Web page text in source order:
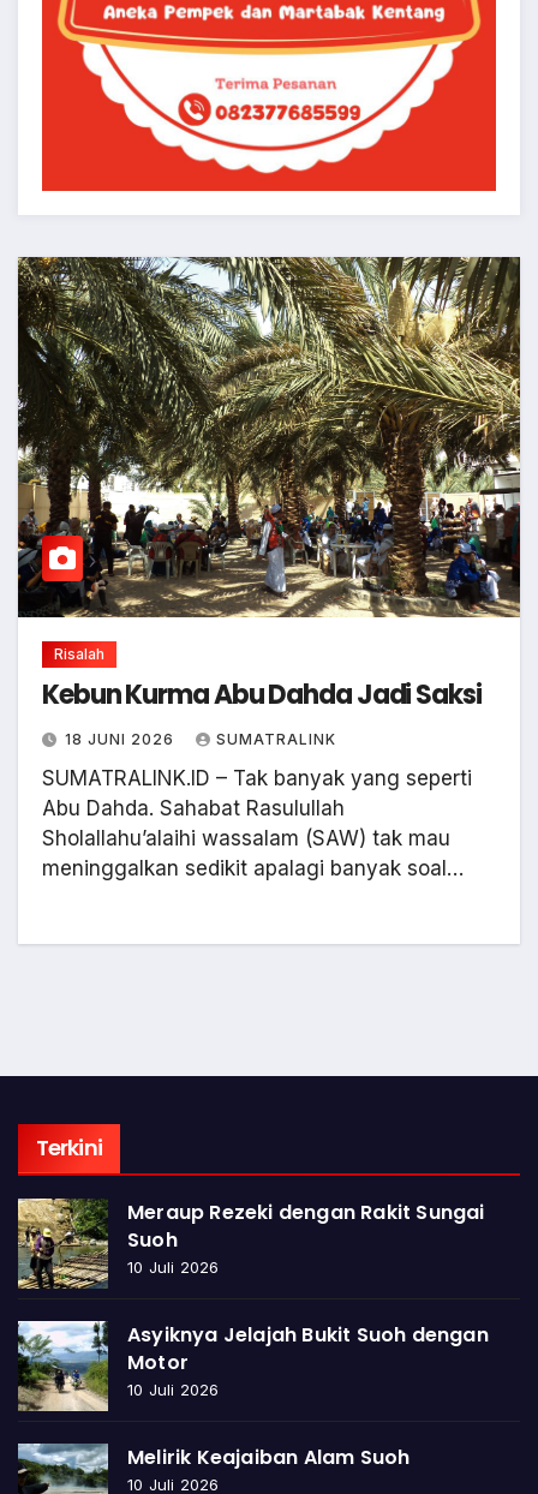
Risalah
Kebun Kurma Abu Dahda Jadi Saksi
18 JUNI 2026 SUMATRALINK
SUMATRALINK.ID – Tak banyak yang seperti
Abu Dahda. Sahabat Rasulullah
Sholallahu’alaihi wassalam (SAW) tak mau
meninggalkan sedikit apalagi banyak soal…
Terkini
Meraup Rezeki dengan Rakit Sungai
Suoh
10 Juli 2026
Asyiknya Jelajah Bukit Suoh dengan
Motor
10 Juli 2026
Melirik Keajaiban Alam Suoh
10 Juli 2026